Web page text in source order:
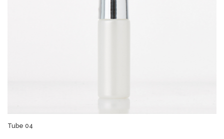
Tube 04